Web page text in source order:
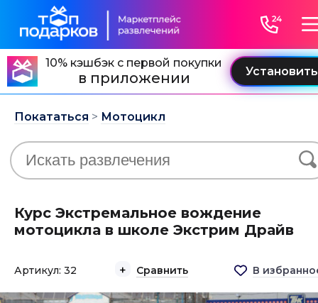
10% кэшбэк с первой покупки
в приложении
Покататься > Мотоцикл
Курс Экстремальное вождение
мотоцикла в школе Экстрим Драйв
Артикул: 32 Сравнить В